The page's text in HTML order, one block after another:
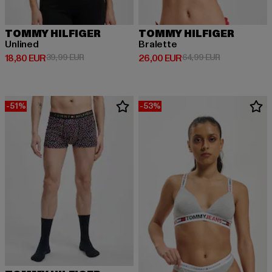
TOMMY HILFIGER
Unlined
18,80 EUR
Derzeitiger Preis: 18,80 EUR
39,99 EURAktionspreis: 39,99 EUR
TOMMY HILFIGER
Bralette
26,00 EUR
Derzeitiger Preis: 26,00 EUR
64,99 EURAktionspreis:
-51% -53%